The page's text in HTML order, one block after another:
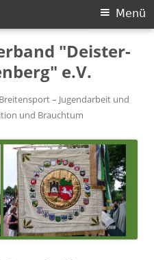
"Deister-
e.V.
– Jugendarbeit und
und Brauchtum
Menü